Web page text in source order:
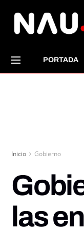
PORTADA
Inicio Gobierno
las